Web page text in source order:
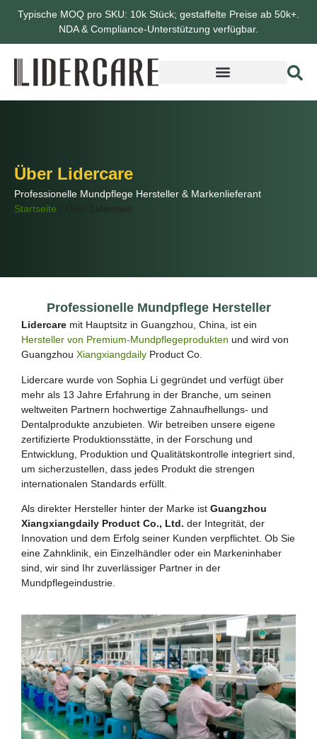
Typische MOQ pro SKU: 10k Stück; gestaffelte Preise ab 50k+.
NDA & Compliance-Unterstützung verfügbar.
Über Lidercare
Professionelle Mundpflege Hersteller & Markenlieferant
Startseite
Über Lidercare
Professionelle Mundpflege Hersteller
Lidercare mit Hauptsitz in Guangzhou, China, ist ein
Hersteller von Premium-Mundpflegeprodukten und wird von
Guangzhou Xiangxiangdaily Product Co.
Lidercare wurde von Sophia Li gegründet und verfügt über
mehr als 13 Jahre Erfahrung in der Branche, um seinen
weltweiten Partnern hochwertige Zahnaufhellungs- und
Dentalprodukte anzubieten. Wir betreiben unsere eigene
zertifizierte Produktionsstätte, in der Forschung und
Entwicklung, Produktion und Qualitätskontrolle integriert sind,
um sicherzustellen, dass jedes Produkt die strengen
internationalen Standards erfüllt.
Als direkter Hersteller hinter der Marke ist Guangzhou
Xiangxiangdaily Product Co., Ltd. der Integrität, der
Innovation und dem Erfolg seiner Kunden verpflichtet. Ob Sie
eine Zahnklinik, ein Einzelhändler oder ein Markeninhaber
sind, wir sind Ihr zuverlässiger Partner in der
Mundpflegeindustrie.